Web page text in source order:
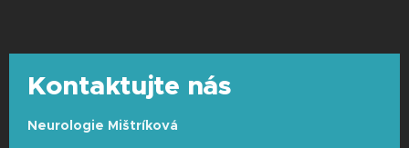
Kontaktujte nás
Neurologie Mištríková